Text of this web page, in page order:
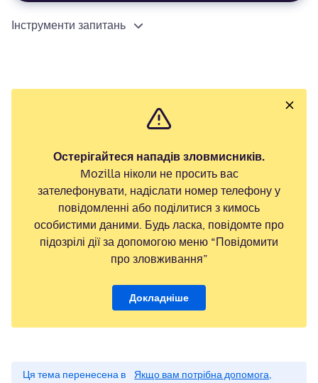
Інструменти запитань
Остерігайтеся нападів зловмисників.
Mozilla ніколи не просить вас
зателефонувати, надіслати номер телефону у
повідомленні або поділитися з кимось
особистими даними. Будь ласка, повідомте про
підозрілі дії за допомогою меню “Повідомити
про зловживання”
Докладніше
Ця тема перенесена в
Якщо вам потрібна допомога,